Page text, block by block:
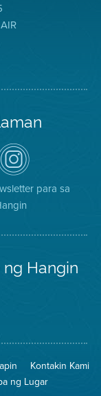
Air
District
on
Instagram
para sa
Hangin
Kontakin Kami
ng Lugar